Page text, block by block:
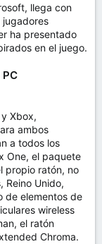
llega con
jugadores
ha presentado
en el juego.
Xbox,
ambos
a todos los
One, el paquete
propio ratón, no
Reino Unido,
de elementos de
wireless
el ratón
Chroma.